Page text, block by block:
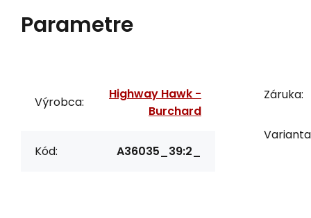
Parametre
Výrobca:
Highway Hawk -
Burchard
Kód: A36035_39:2_
Záruka: